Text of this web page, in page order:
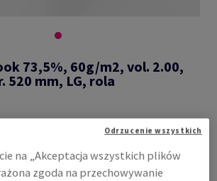
73,5%, 60g/m2, vol. 2.00,
520 mm, LG, rola
pulchny, 2.00, mechaniczny, 60g/m2,
roli: 1000mm, Średnica gilzy: 76mm
na „Akceptacja wszystkich plików
zgoda na przechowywanie
Odrzucenie wszystkich